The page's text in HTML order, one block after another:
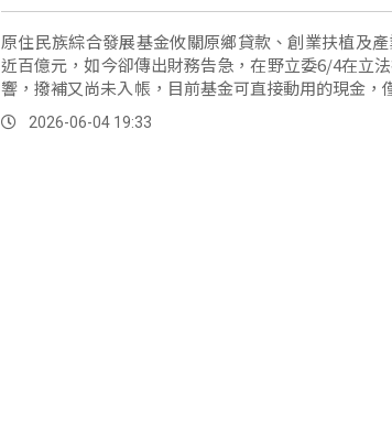
原住民族綜合發展基金攸關原鄉貸款、創業扶植及
近百億元，如今卻傳出財務告急，在野立委6/4在立
響，撥補又尚未入帳，目前基金可直接動用的現金，
策斷炊的強烈擔憂。
2026-06-04 19:33